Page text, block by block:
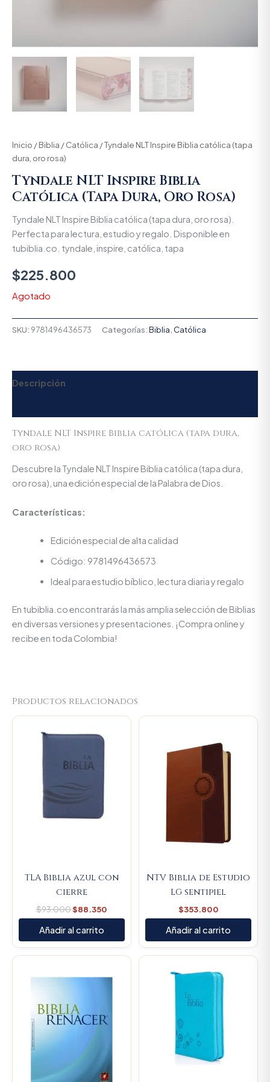
Inicio /Biblia /Católica / Tyndale NLT Inspire Biblia católica (tapa
dura, oro rosa)
Tyndale NLT Inspire Biblia
Católica (tapa Dura, Oro Rosa)
Tyndale NLT Inspire Biblia católica (tapa dura, oro rosa).
Perfecta para lectura, estudio y regalo. Disponible en
tubiblia.co. tyndale, inspire, católica, tapa
$225.800
Agotado
SKU: 9781496436573 Categorías:Biblia Católica
Descripción
Tyndale NLT Inspire Biblia católica (tapa dura,
oro rosa)
Descubre la Tyndale NLT Inspire Biblia católica (tapa dura,
oro rosa), una edición especial de la Palabra de Dios.
Características:
Edición especial de alta calidad
Código: 9781496436573
Ideal para estudio bíblico, lectura diaria y regalo
En tubiblia.co encontrarás la más amplia selección de Biblias
en diversas versiones y presentaciones. ¡Compra online y
recibe en toda Colombia!
Productos relacionados
TLA Biblia azul con
cierre
$93.000$88.350
Current
Añadir al carrito
NTV Biblia de Estudio
LG sentipiel
$353.800
Añadir al carrito
price
was:
$93.000.
Current